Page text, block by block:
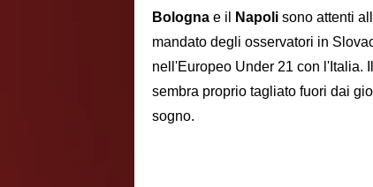
Bologna e il Napoli sono attenti
mandato degli osservatori in
nell'Europeo Under 21 con l'Italia. Il
sembra proprio tagliato fuori dai
sogno.